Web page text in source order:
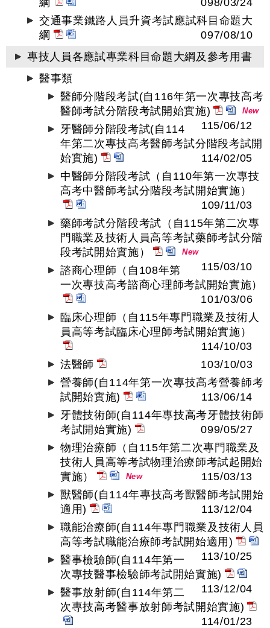
綱
098/03/24
交通事業鐵路人員升資考試應試科目命題大
綱
097/08/10
專技人員各應試專業科目命題大綱及參考用書
醫事類
醫師分階段考試(自116年第一次專技高考
醫師考試分階段考試開始實施)
New
115/06/12
牙醫師分階段考試(自114
年第二次專技高考醫師考試分階段考試開
始實施)
114/02/05
中醫師分階段考試（自110年第一次專技
高考中醫師考試分階段考試開始實施）
109/11/03
藥師考試分階段考試（自115年第二次專
門職業及技術人員高等考試藥師考試分階
段考試開始實施）
New
115/03/10
諮商心理師（自108年第
一次專技高考諮商心理師考試開始實施）
101/03/06
臨床心理師（自115年專門職業及技術人
員高等考試臨床心理師考試開始實施）
114/10/03
法醫師
103/10/03
營養師(自114年第一次專技高考營養師考
試開始實施)
113/06/14
牙體技術師(自114年專技高考牙體技術師
考試開始實施)
099/05/27
物理治療師（自115年第二次專門職業及
技術人員高等考試物理治療師考試起開始
實施）
New
115/03/13
獸醫師(自114年專技高考獸醫師考試開始
適用)
113/12/04
職能治療師(自114年專門職業及技術人員
高等考試職能治療師考試開始適用)
113/10/25
醫事檢驗師(自114年第一
次專技醫事檢驗師考試開始實施)
113/12/04
醫事放射師(自114年第二
次專技高考醫事放射師考試開始實施)
114/01/23